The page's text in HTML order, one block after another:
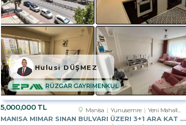
5,000,000 TL Manisa Yunusemre Yeni Mahalle Mah.
MANISA MIMAR SINAN BULVARI ÜZERI 3+1 ARA KAT ASANSÖRLÜ SATILIK
RÜZGAR GAYRİMENKUL
Hulusi DÜŞMEZ